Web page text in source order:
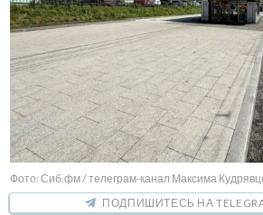
Фото: Сиб.фм / телеграм-канал Максима
ПОДПИШИТЕСЬ НА